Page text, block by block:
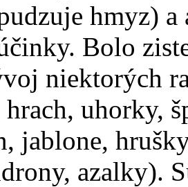
hmyz)
Bolo
niektorých
uhorky,
jablone,
azalky).